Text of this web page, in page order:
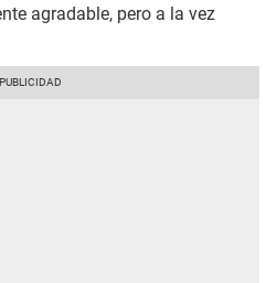
agradable, pero a la vez